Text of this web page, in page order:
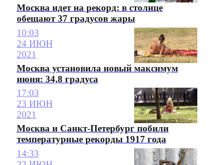
Москва идет на рекорд: в столице
обещают 37 градусов жары
10:03
24 ИЮН
2021
Москва установила новый максимум
июня: 34,8 градуса
17:03
23 ИЮН
2021
Москва и Санкт-Петербург побили
температурные рекорды 1917 года
14:33